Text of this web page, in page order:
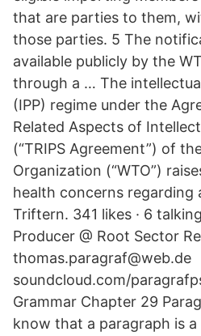
that are parties to them,
those parties. 5 The
available publicly by the
through a … The
(IPP) regime under the
Related Aspects of
(“TRIPS Agreement”) of
Organization (“WTO”)
health concerns regarding
Triftern. 341 likes · 6
Producer @ Root Sector
thomas.paragraf@web.de
soundcloud.com/
Grammar Chapter 29
know that a paragraph is a